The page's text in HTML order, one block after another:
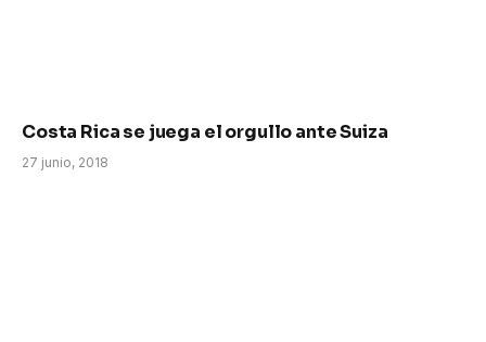
Costa Rica se juega el orgullo ante Suiza
27 junio, 2018